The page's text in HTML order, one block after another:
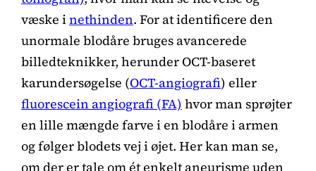
væske inethinden. For at identificere den
unormale blodåre bruges avancerede
billedteknikker, herunder OCT-baseret
karundersøgelse (OCT-angiografi) eller
fluorescein angiografi (FA) hvor man sprøjter
en lille mængde farve i en blodåre i armen
og følger blodets vej i øjet. Her kan man se,
om der er tale om ét enkelt aneurisme uden